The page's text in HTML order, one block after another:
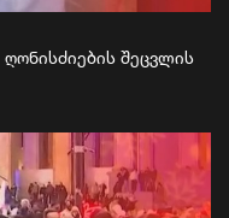
ღონისძიების შეცვლის